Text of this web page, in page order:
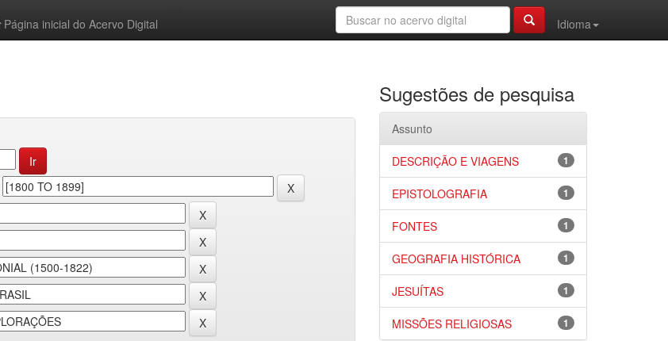
Página inicial do Acervo Digital
Idioma
Sugestões de pesquisa
Assunto
1
DESCRIÇÃO E VIAGENS
1
EPISTOLOGRAFIA
1
FONTES
1
GEOGRAFIA HISTÓRICA
1
JESUÍTAS
1
MISSÕES RELIGIOSAS